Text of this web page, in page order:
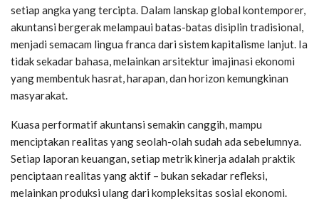
setiap angka yang tercipta. Dalam lanskap global kontemporer,
akuntansi bergerak melampaui batas-batas disiplin tradisional,
menjadi semacam lingua franca dari sistem kapitalisme lanjut. Ia
tidak sekadar bahasa, melainkan arsitektur imajinasi ekonomi
yang membentuk hasrat, harapan, dan horizon kemungkinan
masyarakat.
Kuasa performatif akuntansi semakin canggih, mampu
menciptakan realitas yang seolah-olah sudah ada sebelumnya.
Setiap laporan keuangan, setiap metrik kinerja adalah praktik
penciptaan realitas yang aktif – bukan sekadar refleksi,
melainkan produksi ulang dari kompleksitas sosial ekonomi.